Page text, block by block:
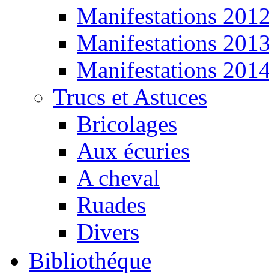
Manifestations
Manifestations
Manifestations
Trucs et Astuces
Bricolages
Aux écuries
A cheval
Ruades
Divers
Bibliothéque